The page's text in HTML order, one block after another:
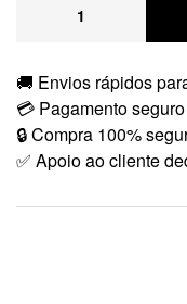
🚚 Envios rápidos
💳 Pagamento
🔒 Compra 100%
✅ Apoio ao cliente